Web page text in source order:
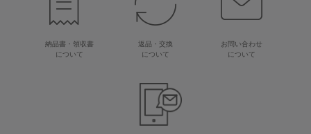
納品書・領収書
について
返品・交換
について
お問い合わせ
について